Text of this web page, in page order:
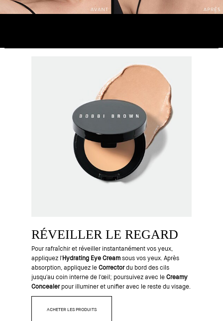
RÉVEILLER LE REGARD
Pour rafraîchir et réveiller instantanément vos yeux,
appliquez l'Hydrating Eye Creamsous vos yeux. Après
absorption, appliquez le Correctordu bord des cils
jusqu'au coin interne de l'œil; poursuivez avec le Creamy
Concealerpour illuminer et unifier avec le reste du visage.
ACHETER LES PRODUITS